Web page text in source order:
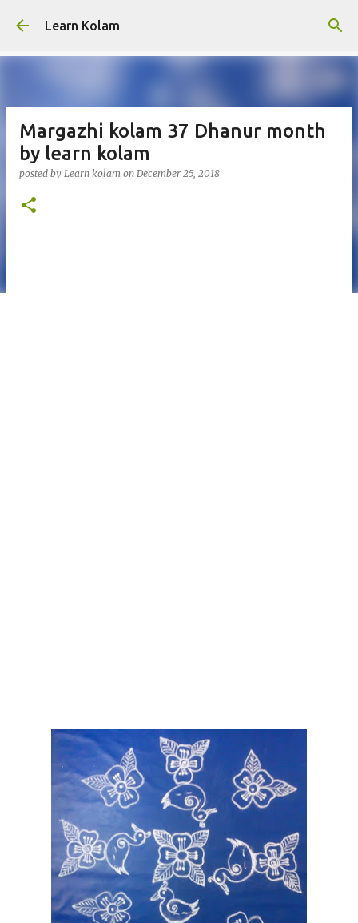
Learn Kolam
Margazhi kolam 37 Dhanur month
by learn kolam
posted by Learn kolam on December 25, 2018